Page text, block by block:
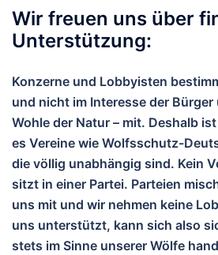
Wir freuen uns über
Unterstützung:
Konzerne und Lobbyisten
und nicht im Interesse der
Wohle der Natur – mit. Deshalb
es Vereine wie Wolfsschutz-
die völlig unabhängig sind. Kein
sitzt in einer Partei. Parteien
uns mit und wir nehmen keine
uns unterstützt, kann sich also
stets im Sinne unserer Wölfe